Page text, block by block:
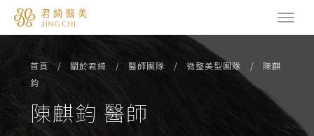
首頁 關於君綺 醫師團隊 微整美型團隊
陳麒
鈞
陳麒鈞 醫師